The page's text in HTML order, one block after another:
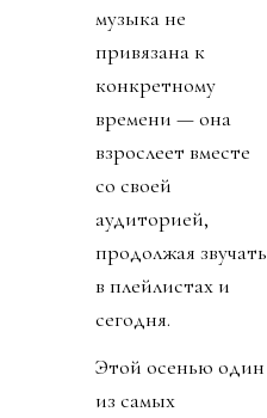
музыка не
привязана к
конкретному
времени — она
взрослеет вместе
со своей
аудиторией,
продолжая звучать
в плейлистах и
сегодня.
Этой осенью один
из самых